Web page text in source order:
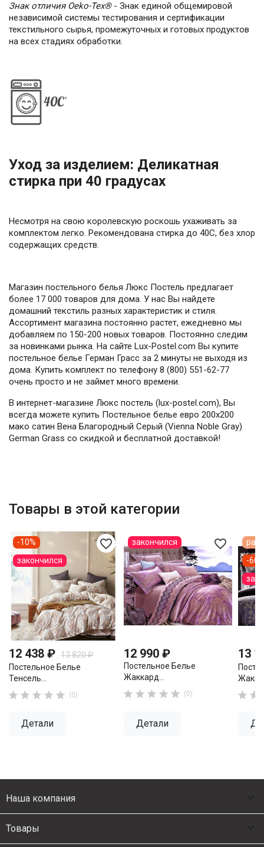
Знак отличия Oeko-Tex® - Знак единой общемировой
независимой системы тестирования и сертификации
текстильного сырья, промежуточных и готовых продуктов
на всех стадиях обработки.
Уход за изделием: Деликатная
стирка при 40 градусах
Несмотря на свою королевскую роскошь ухаживать за
комплектом легко. Рекомендована стирка до 40С, без хлор
содержащих средств.
Магазин постельного белья Люкс Постель предлагает
более 17 000 товаров для дома. У нас Вы найдете
домашний текстиль разных характеристик и стиля.
Ассортимент магазина постоянно растет, ежедневно мы
добавляем по 150-200 новых товаров. Постоянно следим
за новинками рынка. На сайте Lux-Postel.com Вы купите
постельное белье Герман Грасс за 2 минуты не выходя из
дома. Купить комплект по телефону 8 (800) 551-62-77
очень просто и не займет много времени.
В интернет-магазине Люкс постель (lux-postel.com), Вы
всегда можете купить Постельное белье евро 200х200
мако сатин Вена Благородный Серый (Vienna Noble Gray)
German Grass со скидкой и бесплатной доставкой!
Товары в этой категории
favorite_border
12 438 ₽ 13 820 ₽
Постельное Белье
Тенсель...
     (0)
Детали
-10%
закончился
favorite_border
12 990 ₽
Постельное Белье
Жаккард...
     (0)
Детали
закончился
13
 
-
Наша компания
Товары